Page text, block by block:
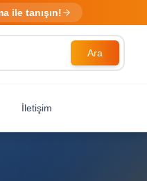
ile tanışın!
Ara
İletişim